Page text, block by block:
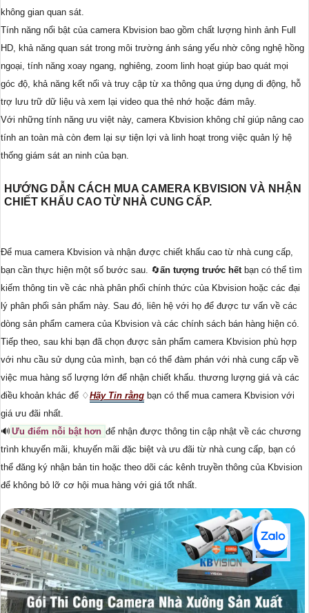
không gian quan sát.
Tính năng nổi bật của camera Kbvision bao gồm chất lượng hình ảnh Full
HD, khả năng quan sát trong môi trường ánh sáng yếu nhờ công nghệ hồng
ngoại, tính năng xoay ngang, nghiêng, zoom linh hoạt giúp bao quát mọi
góc độ, khả năng kết nối và truy cập từ xa thông qua ứng dụng di động, hỗ
trợ lưu trữ dữ liệu và xem lại video qua thẻ nhớ hoặc đám mây.
Với những tính năng ưu việt này, camera Kbvision không chỉ giúp nâng cao
tính an toàn mà còn đem lại sự tiện lợi và linh hoạt trong việc quản lý hệ
thống giám sát an ninh của bạn.
HƯỚNG DẪN CÁCH MUA CAMERA KBVISION VÀ NHẬN
CHIẾT KHẤU CAO TỪ NHÀ CUNG CẤP.
Để mua camera Kbvision và nhận được chiết khấu cao từ nhà cung cấp,
bạn cần thực hiện một số bước sau. 🔄ấn tượng trước hết bạn có thể tìm
kiếm thông tin về các nhà phân phối chính thức của Kbvision hoặc các đại
lý phân phối sản phẩm này. Sau đó, liên hệ với họ để được tư vấn về các
dòng sản phẩm camera của Kbvision và các chính sách bán hàng hiện có.
Tiếp theo, sau khi bạn đã chọn được sản phẩm camera Kbvision phù hợp
với nhu cầu sử dụng của mình, bạn có thể đàm phán với nhà cung cấp về
việc mua hàng số lượng lớn để nhận chiết khấu. thương lượng giá và các
điều khoản khác để ♢Hãy Tin rằng bạn có thể mua camera Kbvision với
giá ưu đãi nhất.
🔊 Ưu điểm nỗi bật hơn để nhận được thông tin cập nhật về các chương
trình khuyến mãi, khuyến mãi đặc biệt và ưu đãi từ nhà cung cấp, bạn có
thể đăng ký nhận bản tin hoặc theo dõi các kênh truyền thông của Kbvision
để không bỏ lỡ cơ hội mua hàng với giá tốt nhất.